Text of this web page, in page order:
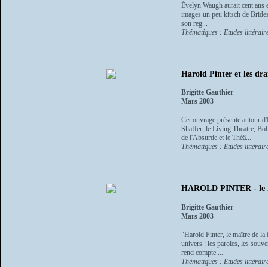
Évelyn Waugh aurait cent ans
images un peu kitsch de
son reg...
Thématiques : Etudes
Harold Pinter et les
Brigitte Gauthier
Mars 2003
Cet ouvrage présente autour
Shaffer, le Living Theatre,
de l'Absurde et le Théâ...
Thématiques : Etudes
HAROLD PINTER - le
Brigitte Gauthier
Mars 2003
"Harold Pinter, le maître de la
univers : les paroles, les
rend compte ...
Thématiques : Etudes